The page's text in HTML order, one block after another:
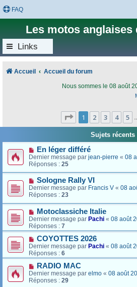
FAQ
Les motos anglaises
Links
Accueil Accueil du forum
Nous sommes le 08 août
Page 1sur
1 2 3 4 5
Sujets récents
En léger différé
Dernier message par jean-pierre « 08
Réponses : 25
Sologne Rally VI
Dernier message par Francis V « 08
Réponses : 23
Motoclassiche Italie
Dernier message par Pachi « 08 août
Réponses : 7
COYOTTES 2026
Dernier message par Pachi « 08 août
Réponses : 6
RADIO MAC
Dernier message par elmo « 08 août
Réponses : 29